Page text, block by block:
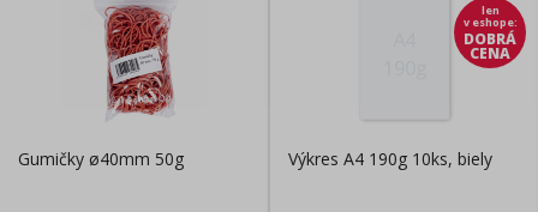
Gumičky ø40mm 50g
len
v eshope:
DOBRÁ
CENA
Výkres A4 190g 10ks, biely